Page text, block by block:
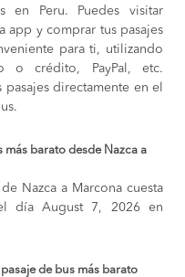
en Peru. Puedes visitar
app y comprar tus pasajes
para ti, utilizando
o crédito, PayPal, etc.
pasajes directamente en el
más barato desde Nazca a
Nazca a Marcona cuesta
día August 7, 2026 en
de bus más barato